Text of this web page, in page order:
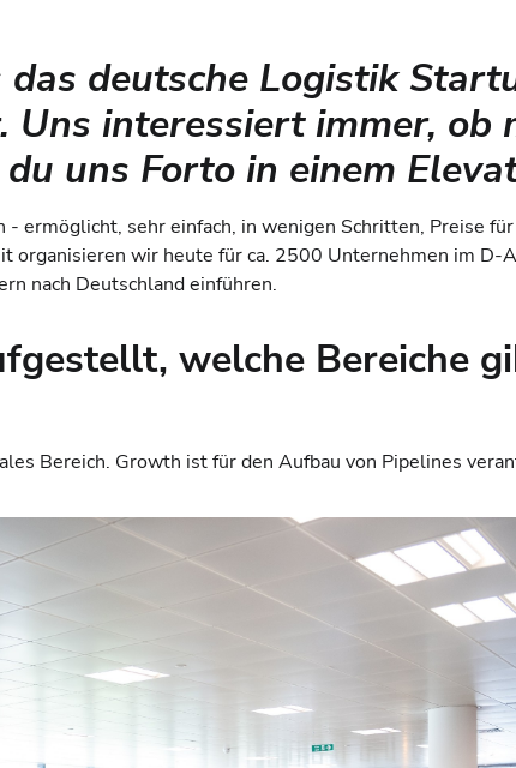
deutsche Logistik
interessiert immer, ob
uns Forto in einem
ermöglicht, sehr einfach, in wenigen Schritten, Preise
organisieren wir heute für ca. 2500 Unternehmen im
nach Deutschland einführen.
welche Bereiche
Bereich. Growth ist für den Aufbau von Pipelines